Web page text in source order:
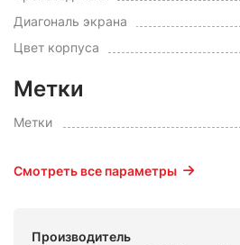
Диагональ экрана
Цвет корпуса
Метки
Метки
Смотреть все параметры
Производитель